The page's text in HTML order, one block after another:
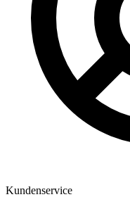
Kundenservice